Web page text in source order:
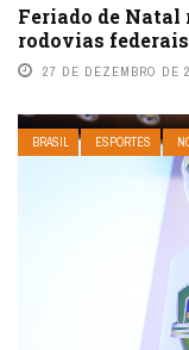
Feriado de Natal
rodovias federais
27 DE DEZEMBRO DE
BRASIL ESPORTES